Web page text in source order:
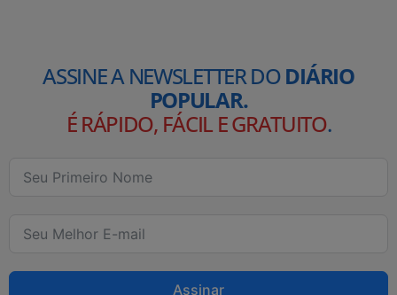
ASSINE A NEWSLETTER DODIÁRIO
POPULAR.
É RÁPIDO, FÁCIL E GRATUITO.
Assinar